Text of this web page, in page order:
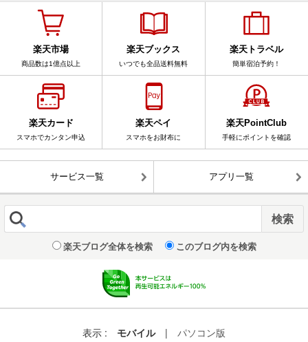
楽天市場
商品数は1億点以上
楽天ブックス
いつでも全品送料無料
楽天トラベル
簡単宿泊予約！
楽天カード
スマホでカンタン申込
楽天ペイ
スマホをお財布に
楽天PointClub
手軽にポイントを確認
サービス一覧 アプリ一覧
楽天ブログ全体を検索 このブログ内を検索
表示 : モバイル | パソコン版